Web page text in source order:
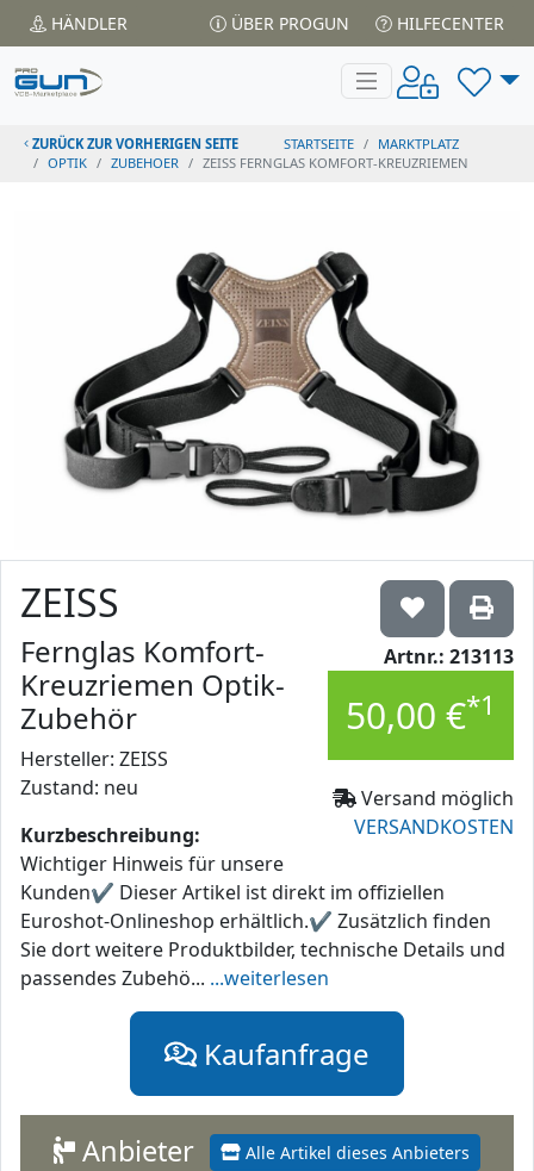
HÄNDLER ÜBER PROGUN HILFECENTER
ZURÜCK ZUR VORHERIGEN SEITE STARTSEITE
MARKTPLATZ
OPTIK
ZUBEHOER ZEISS FERNGLAS KOMFORT-KREUZRIEMEN
Artnr.: 213113
50,00 €*1
Versand möglich
VERSANDKOSTEN
ZEISS
Fernglas Komfort-
Kreuzriemen​ Optik-
Zubehör
Hersteller: ZEISS
Zustand: neu
Kurzbeschreibung:
Wichtiger Hinweis für unsere
Kunden✔ Dieser Artikel ist direkt im offiziellen
Euroshot-Onlineshop erhältlich.✔ Zusätzlich finden
Sie dort weitere Produktbilder, technische Details und
passendes Zubehö... ...weiterlesen
Kaufanfrage
Alle Artikel dieses Anbieters
Anbieter